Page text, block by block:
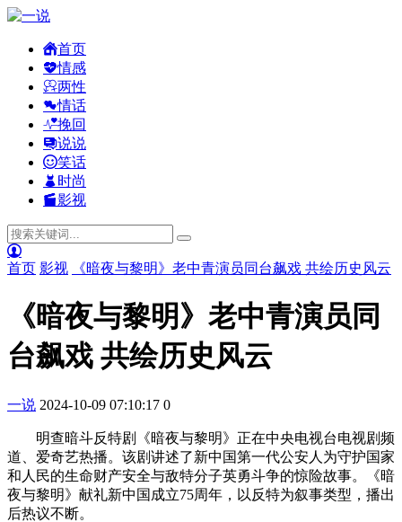
首页
情感
两性
情话
挽回
说说
笑话
时尚
影视
首页 影视 《暗夜与黎明》老中青演员同台飙戏 共绘历史风云
《暗夜与黎明》老中青演员同
台飙戏 共绘历史风云
一说 2024-10-09 07:10:17 0
明查暗斗反特剧《暗夜与黎明》正在中央电视台电视剧频
道、爱奇艺热播。该剧讲述了新中国第一代公安人为守护国家
和人民的生命财产安全与敌特分子英勇斗争的惊险故事。《暗
夜与黎明》献礼新中国成立75周年，以反特为叙事类型，播出
后热议不断。